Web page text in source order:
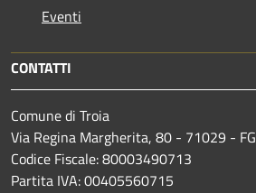
Eventi
CONTATTI
Comune di Troia
Via Regina Margherita, 80 - 71029 - FG
Codice Fiscale: 80003490713
Partita IVA: 00405560715